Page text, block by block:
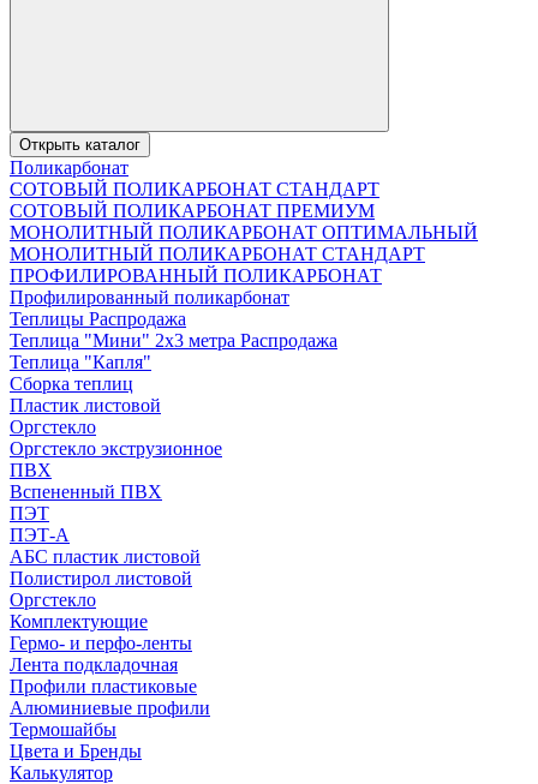
Открыть каталог
Поликарбонат
СОТОВЫЙ ПОЛИКАРБОНАТ СТАНДАРТ
СОТОВЫЙ ПОЛИКАРБОНАТ ПРЕМИУМ
МОНОЛИТНЫЙ ПОЛИКАРБОНАТ ОПТИМАЛЬНЫЙ
МОНОЛИТНЫЙ ПОЛИКАРБОНАТ СТАНДАРТ
ПРОФИЛИРОВАННЫЙ ПОЛИКАРБОНАТ
Профилированный поликарбонат
Теплицы Распродажа
Теплица "Мини" 2х3 метра Распродажа
Теплица "Капля"
Сборка теплиц
Пластик листовой
Оргстекло
Оргстекло экструзионное
ПВХ
Вспененный ПВХ
ПЭТ
ПЭТ-А
АБС пластик листовой
Полистирол листовой
Оргстекло
Комплектующие
Гермо- и перфо-ленты
Лента подкладочная
Профили пластиковые
Алюминиевые профили
Термошайбы
Цвета и Бренды
Калькулятор